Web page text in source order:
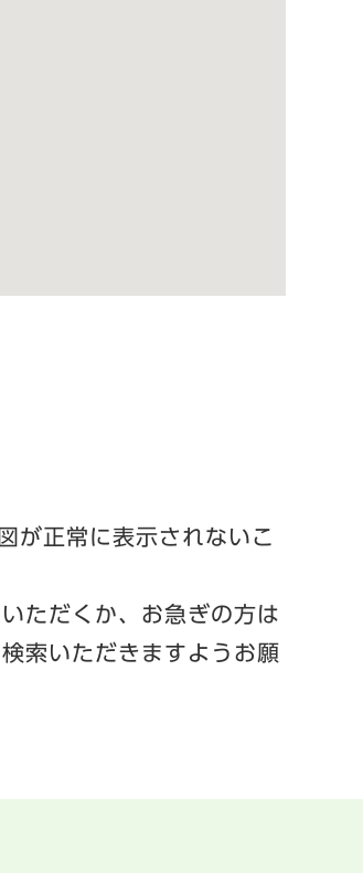
が正常に表示されないこ
ただくか、お急ぎの方は
索いただきますようお願